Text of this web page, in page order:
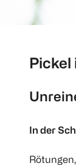
Pickel
In der